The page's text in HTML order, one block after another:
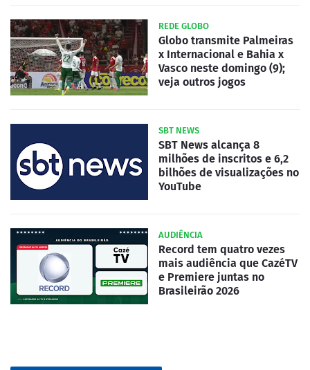
REDE GLOBO
Globo transmite Palmeiras
x Internacional e Bahia x
Vasco neste domingo (9);
veja outros jogos
SBT NEWS
SBT News alcança 8
milhões de inscritos e 6,2
bilhões de visualizações no
YouTube
AUDIÊNCIA
Record tem quatro vezes
mais audiência que CazéTV
e Premiere juntas no
Brasileirão 2026